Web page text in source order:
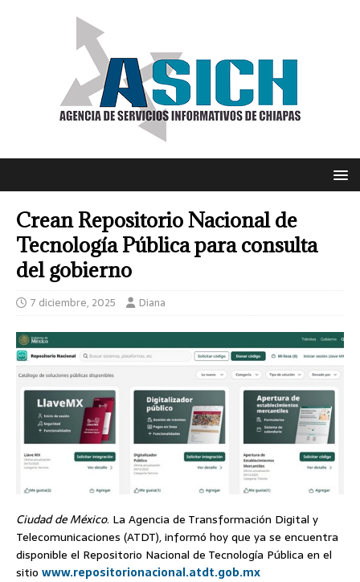
Crean Repositorio Nacional de
Tecnología Pública para consulta
del gobierno
7 diciembre, 2025 Diana
Ciudad de México. La Agencia de Transformación Digital y
Telecomunicaciones (ATDT), informó hoy que ya se encuentra
disponible el Repositorio Nacional de Tecnología Pública en el
sitio www.repositorionacional.atdt.gob.mx